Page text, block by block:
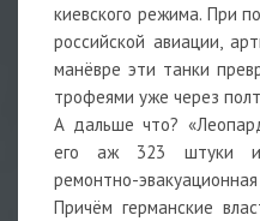
киевского режима. При
российской авиации,
манёвре эти танки
трофеями уже через
А дальше что?
его аж 323 штуки и
ремонтно-
Причём германские